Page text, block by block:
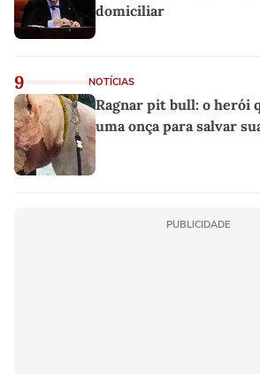
domiciliar
9 NOTÍCIAS
Ragnar pit bull: o herói
uma onça para salvar
PUBLICIDADE